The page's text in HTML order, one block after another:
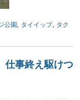
公園 , タイイップ, タク
仕事終え駆けつ